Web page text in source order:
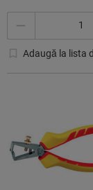
Adaugă la lista